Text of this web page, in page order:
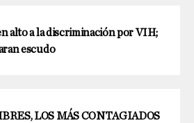
alto a la discriminación por VIH;
escudo
LOS MÁS CONTAGIADOS